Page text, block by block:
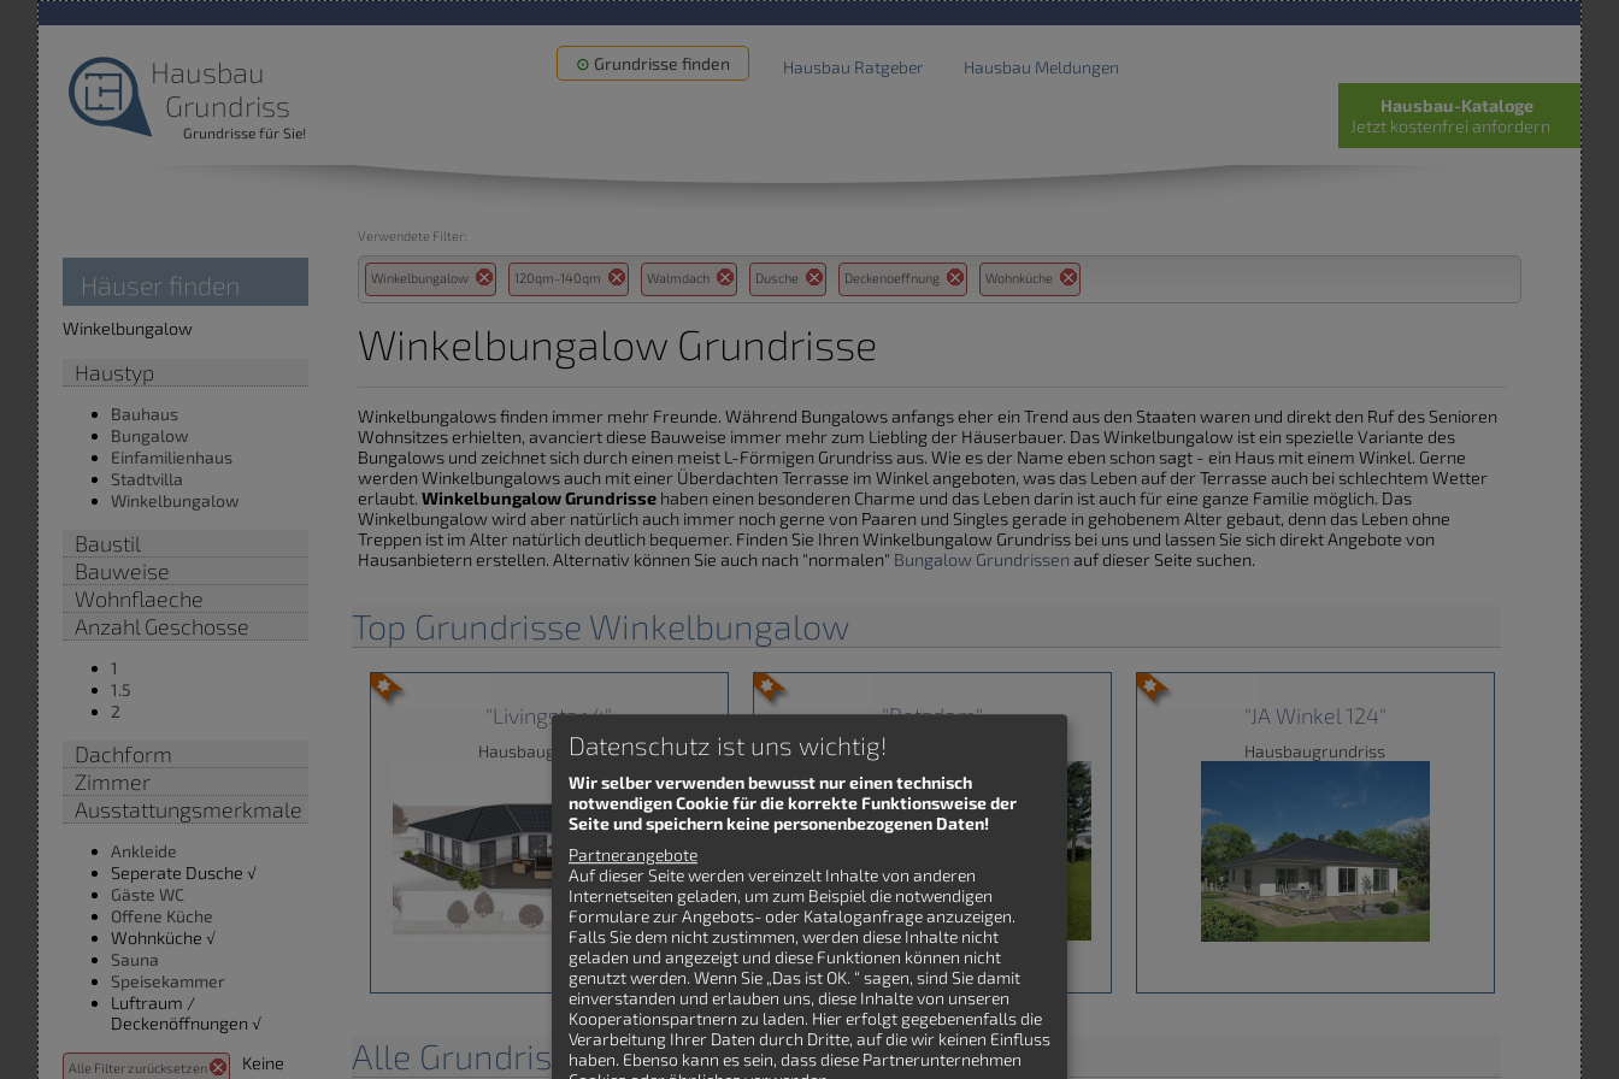
Hausbau
Grundriss
Grundrisse für Sie!
Grundrisse finden Hausbau Ratgeber Hausbau Meldungen
Verwendete Filter:
Winkelbungalow 120qm-140qm Walmdach Dusche Deckenoeffnung Wohnküche
Winkelbungalow Grundrisse
Winkelbungalows finden immer mehr Freunde. Während Bungalows anfangs eher ein Trend aus den Staaten waren und direkt den Ruf des Senioren
Wohnsitzes erhielten, avanciert diese Bauweise immer mehr zum Liebling der Häuserbauer. Das Winkelbungalow ist ein spezielle Variante des
Bungalows und zeichnet sich durch einen meist L-Förmigen Grundriss aus. Wie es der Name eben schon sagt - ein Haus mit einem Winkel. Gerne
werden Winkelbungalows auch mit einer Überdachten Terrasse im Winkel angeboten, was das Leben auf der Terrasse auch bei schlechtem Wetter
erlaubt. Winkelbungalow Grundrisse haben einen besonderen Charme und das Leben darin ist auch für eine ganze Familie möglich. Das
Winkelbungalow wird aber natürlich auch immer noch gerne von Paaren und Singles gerade in gehobenem Alter gebaut, denn das Leben ohne
Treppen ist im Alter natürlich deutlich bequemer. Finden Sie Ihren Winkelbungalow Grundriss bei uns und lassen Sie sich direkt Angebote von
Hausanbietern erstellen. Alternativ können Sie auch nach "normalen" Bungalow Grundrissen auf dieser Seite suchen.
Top Grundrisse Winkelbungalow
"Livingstar 4"
Hausbaugrundriss
"Potsdam"
Hausbaugrundriss
"JA Winkel 124"
Hausbaugrundriss
Alle Grundrisse Winkelbungalow
Häuser finden
Winkelbungalow
Haustyp
Bauhaus
Bungalow
Einfamilienhaus
Stadtvilla
Winkelbungalow
Baustil
Bauweise
Wohnflaeche
Anzahl Geschosse
1
1.5
2
Dachform
Zimmer
Ausstattungsmerkmale
Ankleide
Seperate Dusche √
Gäste WC
Offene Küche
Wohnküche √
Sauna
Speisekammer
Luftraum /
Deckenöffnungen √
Alle Filter zurücksetzen
Keine
Hausbau-Kataloge
Jetzt kostenfrei anfordern
Datenschutz ist uns wichtig!
Wir selber verwenden bewusst nur einen technisch
notwendigen Cookie für die korrekte Funktionsweise der
Seite und speichern keine personenbezogenen Daten!
Partnerangebote
Auf dieser Seite werden vereinzelt Inhalte von anderen
Internetseiten geladen, um zum Beispiel die notwendigen
Formulare zur Angebots- oder Kataloganfrage anzuzeigen.
Falls Sie dem nicht zustimmen, werden diese Inhalte nicht
geladen und angezeigt und diese Funktionen können nicht
genutzt werden. Wenn Sie „Das ist OK. “ sagen, sind Sie damit
einverstanden und erlauben uns, diese Inhalte von unseren
Kooperationspartnern zu laden. Hier erfolgt gegebenenfalls die
Verarbeitung Ihrer Daten durch Dritte, auf die wir keinen Einfluss
haben. Ebenso kann es sein, dass diese Partnerunternehmen